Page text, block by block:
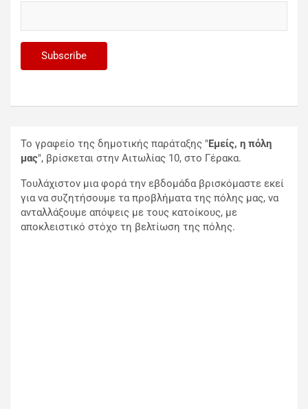
Το γραφείο της δημοτικής παράταξης " Εμείς, η πόλη
μας", βρίσκεται στην Αιτωλίας 10, στο Γέρακα.
Τουλάχιστον μια φορά την εβδομάδα βρισκόμαστε εκεί
για να συζητήσουμε τα προβλήματα της πόλης μας, να
ανταλλάξουμε απόψεις με τους κατοίκους, με
αποκλειστικό στόχο τη βελτίωση της πόλης.